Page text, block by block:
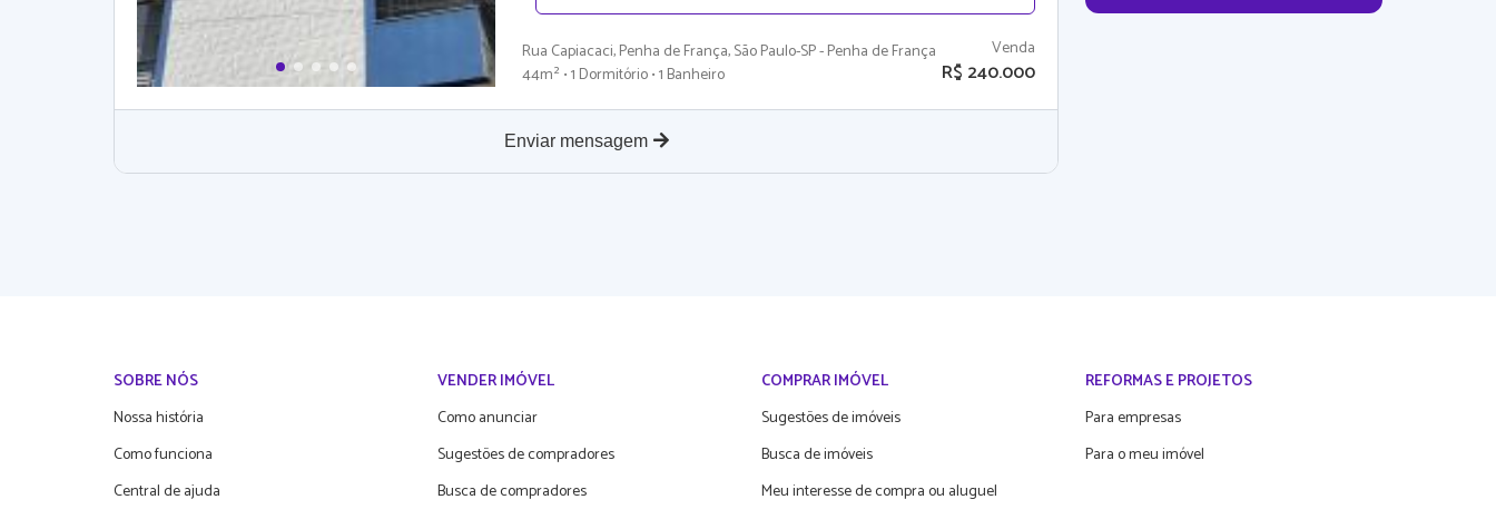
Rua Capiacaci, Penha de França, São Paulo-SP - Penha de França
44m² • 1 Dormitório • 1 Banheiro
Venda
R$ 240.000
Enviar mensagem
SOBRE NÓS
Nossa história
Como funciona
Central de ajuda
VENDER IMÓVEL
Como anunciar
Sugestões de compradores
Busca de compradores
COMPRAR IMÓVEL
Sugestões de imóveis
Busca de imóveis
Meu interesse de compra ou aluguel
REFORMAS E PROJETOS
Para empresas
Para o meu imóvel